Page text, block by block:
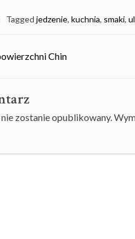
Tagged jedzenie, kuchnia, smaki,
Chin
zostanie opublikowany.